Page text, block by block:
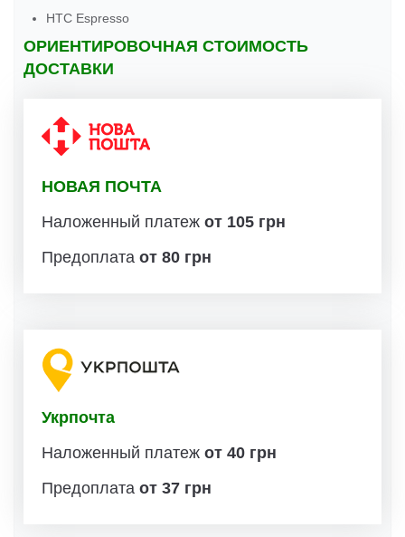
HTC Espresso
ОРИЕНТИРОВОЧНАЯ СТОИМОСТЬ
ДОСТАВКИ
НОВАЯ ПОЧТА
Наложенный платеж от 105 грн
Предоплата от 80 грн
Укрпочта
Наложенный платеж от 40 грн
Предоплата от 37 грн